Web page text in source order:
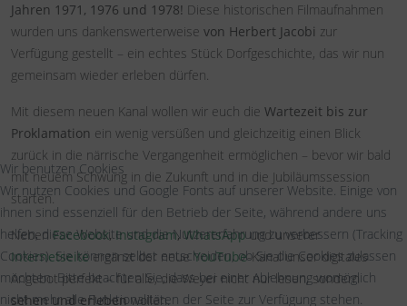
Jahren 1971, 1976 und 1978! Diese historischen Filmaufnahmen
wurden uns dankenswerterweise von Herbert Jacobi zur
Verfügung gestellt – ein echtes Stück Dorfgeschichte, das wir nun
gemeinsam wieder erleben dürfen.
Mit diesem neuen Kanal wollen wir euch die Wartezeit bis zur
Proklamation ein wenig versüßen und gleichzeitig einen Blick
zurück in die närrische Vergangenheit ermöglichen – bevor wir bald
mit neuem Schwung in die Zukunft und in die Jubiläumssession
starten.
NebenFacebook,Instagram,WhatsAppund unserer
Internetseiteergänzt der neueYouTube-Kanal unser digitales
Angebot perfekt – für alle, die Weyer nicht nur lesen, sondern
sehen und erlebenwollen.
Wir benutzen Cookies
Wir nutzen Cookies und Google Fonts auf unserer Website. Einige von
ihnen sind essenziell für den Betrieb der Seite, während andere uns
helfen, diese Website und die Nutzererfahrung zu verbessern (Tracking
Cookies). Sie können selbst entscheiden, ob Sie die Cookies zulassen
möchten. Bitte beachten Sie, dass bei einer Ablehnung womöglich
nicht mehr alle Funktionalitäten der Seite zur Verfügung stehen.